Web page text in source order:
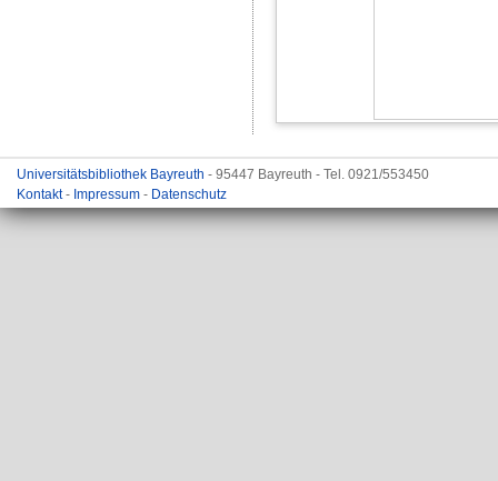
Universitätsbibliothek Bayreuth - 95447 Bayreuth - Tel. 0921/553450
Kontakt- Impressum - Datenschutz